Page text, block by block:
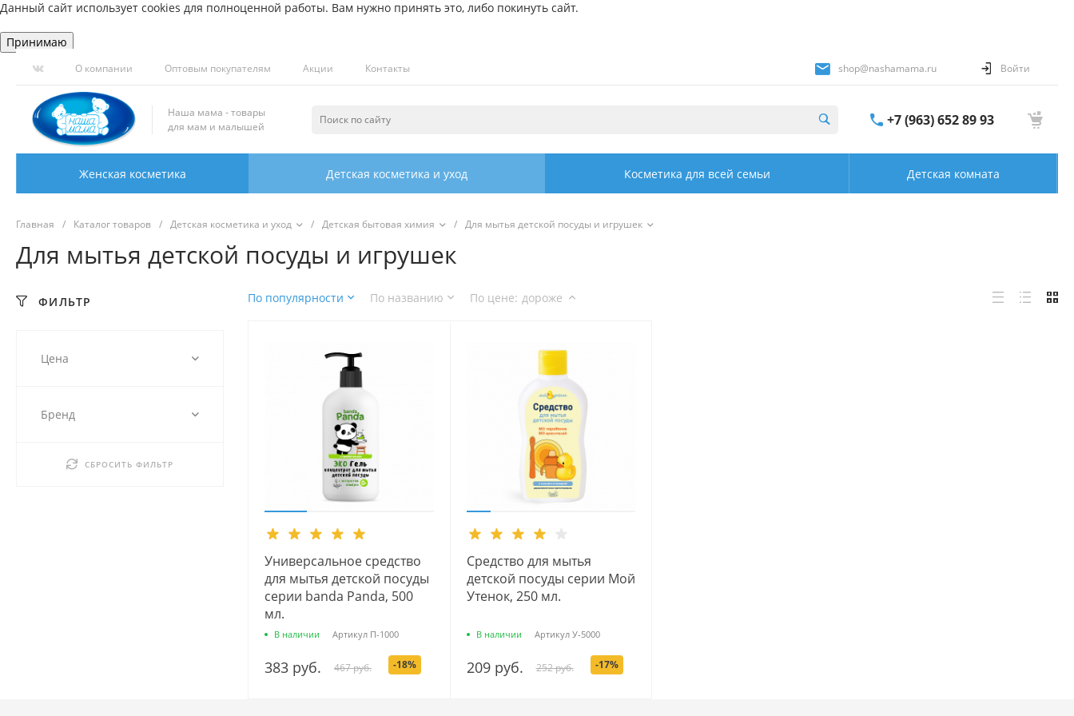
Данный сайт использует cookies для полноценной работы. Вам нужно принять это, либо покинуть сайт.
Принимаю
О компании Оптовым покупателям Акции Контакты shop@nashamama.ru Войти
Наша мама - товары
для мам и малышей
+7 (963) 652 89 93
Женская косметика Детская косметика и уход Косметика для всей семьи Детская комната
Главная / Каталог товаров / Детская косметика и уход / Детская бытовая химия / Для мытья детской посуды и игрушек
Для мытья детской посуды и игрушек
ФИЛЬТР
Цена
Бренд
СБРОСИТЬ ФИЛЬТР
По популярности По названию По цене: дороже
Универсальное средство
для мытья детской посуды
серии banda Panda, 500
мл.
В наличии Артикул П-1000
383 руб. 467 руб. -18%
Средство для мытья
детской посуды серии Мой
Утенок, 250 мл.
В наличии Артикул У-5000
209 руб. 252 руб. -17%